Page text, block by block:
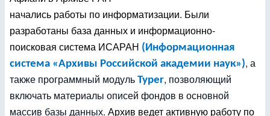
начались работы по информатизации. Были
разработаны база данных и информационно-
поисковая система ИСАРАН (Информационная
система «Архивы Российской академии наук»), а
также программный модуль Typer, позволяющий
включать материалы описей фондов в основной
массив базы данных. Архив ведет активную работу по